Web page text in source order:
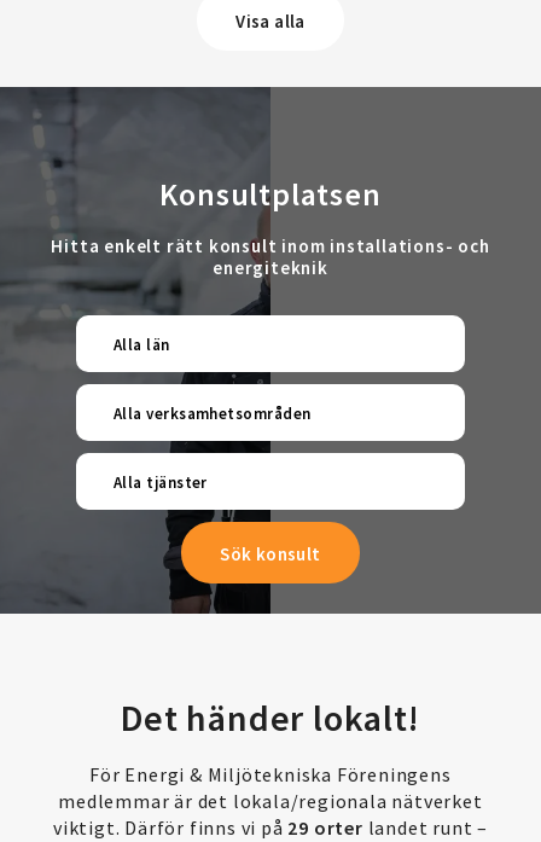
Visa alla
Konsultplatsen
Hitta enkelt rätt konsult inom installations- och
energiteknik
Alla län
Alla verksamhetsområden
Alla tjänster
Det händer lokalt!
För Energi & Miljötekniska Föreningens
medlemmar är det lokala/regionala nätverket
viktigt. Därför finns vi på 29 orter landet runt –